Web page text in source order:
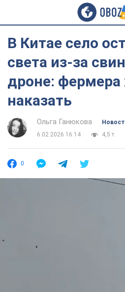
В Китае село
света из-за
дроне: фермера
наказать
Ольга Ганюкова
6.02.2026 16:14
4,5 т.
0